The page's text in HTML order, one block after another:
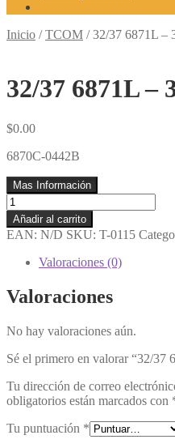
Inicio /TCOM /32/37 6871L –
32/37 6871L –
$0.00
6870C-0442B
Mas Información
32/37
6871L
-
3203KE
cantidad
Añadir al carrito
EAN: N/D SKU: T-0115
Valoraciones (0)
Valoraciones
No hay valoraciones aún.
Sé el primero en valorar “32/37
Tu dirección de correo
obligatorios están marcados con
Tu puntuación *